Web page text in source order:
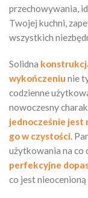
przechowywania,
Twojej kuchni,
wszystkich
Solidna
wykończeniu nie
codzienne
nowoczesny
jednocześnie jest
go w czystości .
użytkowania na co
perfekcyjne
co jest nieocenioną